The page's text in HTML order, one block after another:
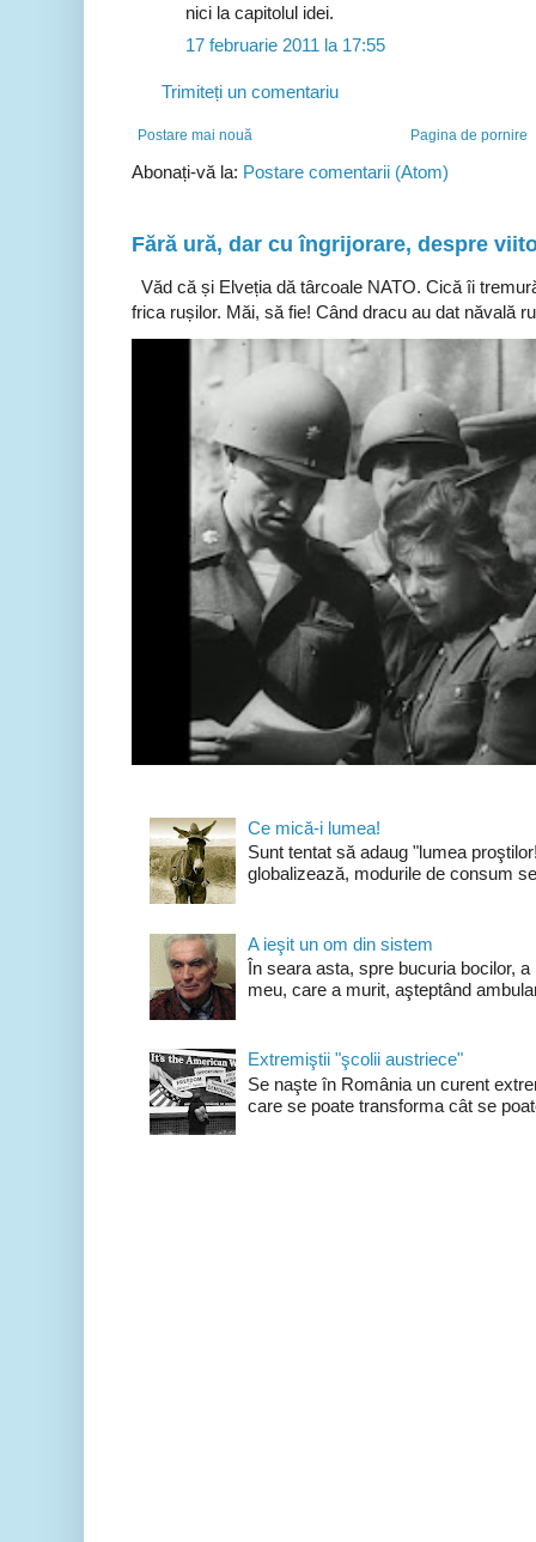
nici la capitolul idei.
17 februarie 2011 la 17:55
Trimiteți un comentariu
Postare mai nouă Pagina de pornire
Abonați-vă la: Postare comentarii (Atom)
Fără ură, dar cu îngrijorare, despre
Văd că și Elveția dă târcoale NATO. Cică îi
frica rușilor. Măi, să fie! Când dracu au dat năvală
Ce mică-i lumea!
Sunt tentat să adaug "lumea
globalizează, modurile de consum
A ieşit un om din sistem
În seara asta, spre bucuria bocilor,
meu, care a murit, aşteptând
Extremiştii "şcolii austriece"
Se naşte în România un curent
care se poate transforma cât se